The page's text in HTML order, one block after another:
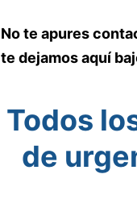
No te apures
te dejamos aquí
Todos
de